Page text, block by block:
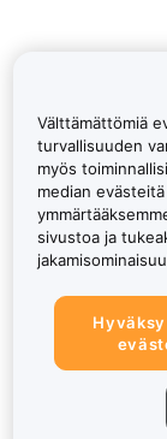
Välttämättömiä
turvallisuuden
myös
median
sivustoa ja